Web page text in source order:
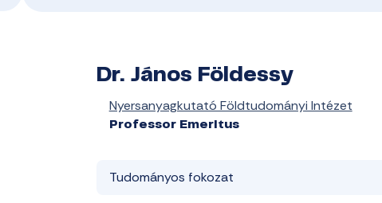
Dr. János Földessy
Nyersanyagkutató Földtudományi Intézet
Professor Emeritus
Tudományos fokozat